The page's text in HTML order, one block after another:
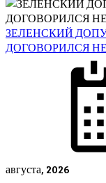
ЗЕЛЕНСКИЙ
ДОГОВОРИЛСЯ
августа, 2026